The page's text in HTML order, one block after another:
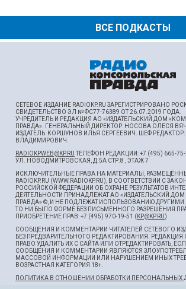
ВСЕ ПОДКАСТЫ
СЕТЕВОЕ ИЗДАНИЕ RADIOKP.RU ЗАРЕГИСТРИРОВАНО
СВИДЕТЕЛЬСТВО ЭЛ № ФС77-76389 ОТ 26.07.2019 ГОДА.
УЧРЕДИТЕЛЬ И РЕДАКЦИЯ АО «ИЗДАТЕЛЬСКИЙ ДОМ
ПРАВДА». ГЕНЕРАЛЬНЫЙ ДИРЕКТОР: НОСОВА ОЛЕСЯ
ИЗДАТЕЛЬ: КОРШУНОВ ИЛЬЯ СЕРГЕЕВИЧ. ШEФ
ВЛАДИМИРОВИЧ.
RADIOKPWEB@KP.RUТЕЛЕФОН РЕДАКЦИИ: +7 (495) 665-
УЛ. НОВОДМИТРОВСКАЯ, Д.5А СТР.8 , ЭТАЖ 7
ИСКЛЮЧИТЕЛЬНЫЕ ПРАВА НА МАТЕРИАЛЫ,
RADIOKP.RU (WWW.RADIOKP.RU), В СООТВЕТСТВИИ С
РОССИЙСКОЙ ФЕДЕРАЦИИ ОБ ОХРАНЕ РЕЗУЛЬТАТОВ
ДЕЯТЕЛЬНОСТИ ПРИНАДЛЕЖАТ АО «ИЗДАТЕЛЬСКИЙ
ПРАВДА» ©, И НЕ ПОДЛЕЖАТ ИСПОЛЬЗОВАНИЮ
ТО НИ БЫЛО ФОРМЕ БЕЗ ПИСЬМЕННОГО РАЗРЕШЕНИЯ
ПРИОБРЕТЕНИЕ ПРАВ: +7 (495) 970-19-51 ( KP@KP.RU)
СООБЩЕНИЯ И КОММЕНТАРИИ ЧИТАТЕЛЕЙ СЕТЕВОГО
БЕЗ ПРЕДВАРИТЕЛЬНОГО РЕДАКТИРОВАНИЯ. РЕДАКЦИЯ
ПРАВО УДАЛИТЬ ИХ С САЙТА ИЛИ ОТРЕДАКТИРОВАТЬ,
СООБЩЕНИЯ И КОММЕНТАРИИ ЯВЛЯЮТСЯ
МАССОВОЙ ИНФОРМАЦИИ ИЛИ НАРУШЕНИЕМ ИНЫХ
ВОЗРАСТНАЯ КАТЕГОРИЯ 18+.
ПОЛИТИКА В ОТНОШЕНИИ ОБРАБОТКИ ПЕРСОНАЛЬНЫХ